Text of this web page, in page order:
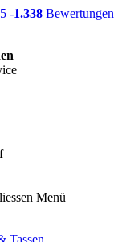
-1.338 Bewertungen
Menü
Tassen